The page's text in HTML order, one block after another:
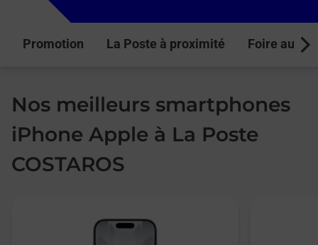
Promotion La Poste à proximité Foire aux
Nos meilleurs smartphones
iPhone Apple à La Poste
COSTAROS